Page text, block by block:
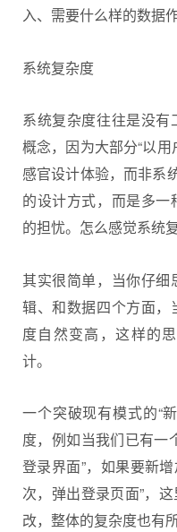
入、需要什么样的数据
系统复杂度
系统复杂度往往是没
概念，因为大部分“以
感官设计体验，而非系
的设计方式，而是多
的担忧。怎么感觉系统
其实很简单，当你仔
辑、和数据四个方面
度自然变高，这样的
计。
一个突破现有模式的“
度，例如当我们已有一
登录界面”，如果要新
次，弹出登录页面”，
改，整体的复杂度也有